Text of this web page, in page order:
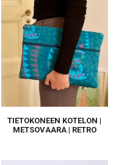
TIETOKONEEN KOTELON |
METSOVAARA | RETRO